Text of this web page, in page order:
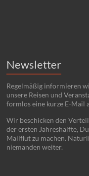
Newsletter
Regelmäßig informieren
unsere Reisen und
formlos eine kurze E-Mail
Wir beschicken den
der ersten Jahreshälfte,
Mailflut zu machen.
niemanden weiter.